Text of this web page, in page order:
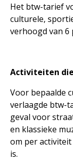
Het btw-tarief
culturele,
verhoogd van 6
Activiteiten
Voor bepaalde
verlaagde btw-
geval voor
en klassieke
om per
is.